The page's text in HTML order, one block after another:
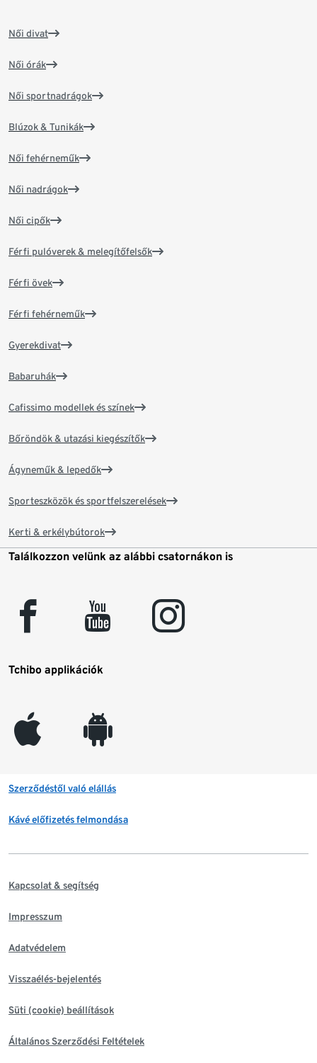
Női divat
Női órák
Női sportnadrágok
Blúzok & Tunikák
Női fehérneműk
Női nadrágok
Női cipők
Férfi pulóverek & melegítőfelsők
Férfi övek
Férfi fehérneműk
Gyerekdivat
Babaruhák
Cafissimo modellek és színek
Bőröndök & utazási kiegészítők
Ágyneműk & lepedők
Sporteszközök és sportfelszerelések
Kerti & erkélybútorok
Találkozzon velünk az alábbi csatornákon is
facebook youtube instagram
Tchibo applikációk
appleinc android
Szerződéstől való elállás
Kávé előfizetés felmondása
Kapcsolat & segítség
Impresszum
Adatvédelem
Visszaélés-bejelentés
Süti (cookie) beállítások
Általános Szerződési Feltételek